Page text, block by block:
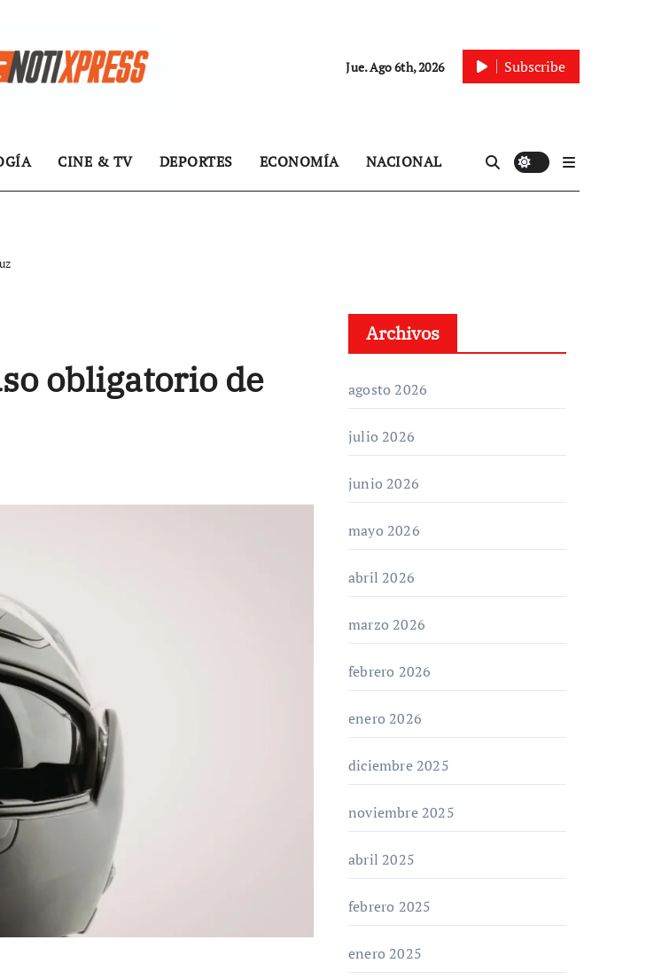
Jue. Ago 6th, 2026 Subscribe
CINE & TV DEPORTES ECONOMÍA NACIONAL
obligatorio de
Archivos
agosto 2026
julio 2026
junio 2026
mayo 2026
abril 2026
marzo 2026
febrero 2026
enero 2026
diciembre 2025
noviembre 2025
abril 2025
febrero 2025
enero 2025